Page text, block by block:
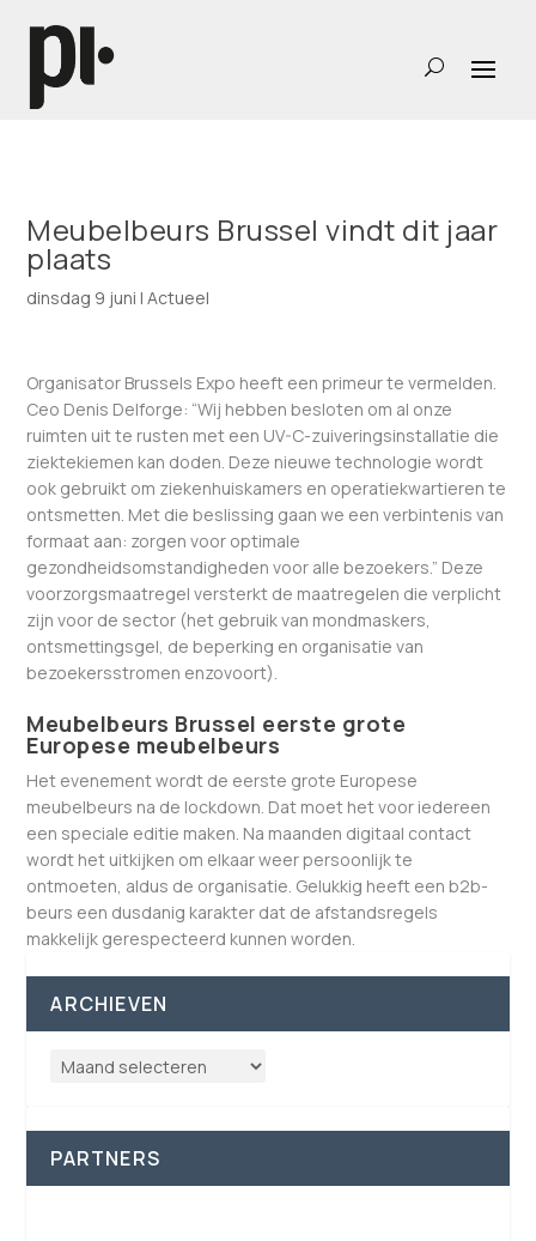
Meubelbeurs Brussel vindt dit jaar
plaats
dinsdag 9 juni |Actueel
Organisator Brussels Expo heeft een primeur te vermelden.
Ceo Denis Delforge: “Wij hebben besloten om al onze
ruimten uit te rusten met een UV-C-zuiveringsinstallatie die
ziektekiemen kan doden. Deze nieuwe technologie wordt
ook gebruikt om ziekenhuiskamers en operatiekwartieren te
ontsmetten. Met die beslissing gaan we een verbintenis van
formaat aan: zorgen voor optimale
gezondheidsomstandigheden voor alle bezoekers.” Deze
voorzorgsmaatregel versterkt de maatregelen die verplicht
zijn voor de sector (het gebruik van mondmaskers,
ontsmettingsgel, de beperking en organisatie van
bezoekersstromen enzovoort).
Meubelbeurs Brussel eerste grote
Europese meubelbeurs
Het evenement wordt de eerste grote Europese
meubelbeurs na de lockdown. Dat moet het voor iedereen
een speciale editie maken. Na maanden digitaal contact
wordt het uitkijken om elkaar weer persoonlijk te
ontmoeten, aldus de organisatie. Gelukkig heeft een b2b-
beurs een dusdanig karakter dat de afstandsregels
makkelijk gerespecteerd kunnen worden.
ARCHIEVEN
PARTNERS